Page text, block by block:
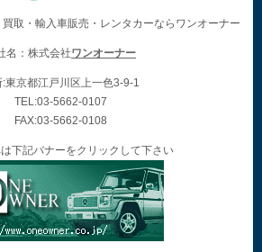
取・輸入車販売・レンタカーならワンオーナー
名：株式会社ワンオーナー
:東京都江戸川区上一色3-9-1
TEL:03-5662-0107
FAX:03-5662-0108
下記バナーをクリックして下さい